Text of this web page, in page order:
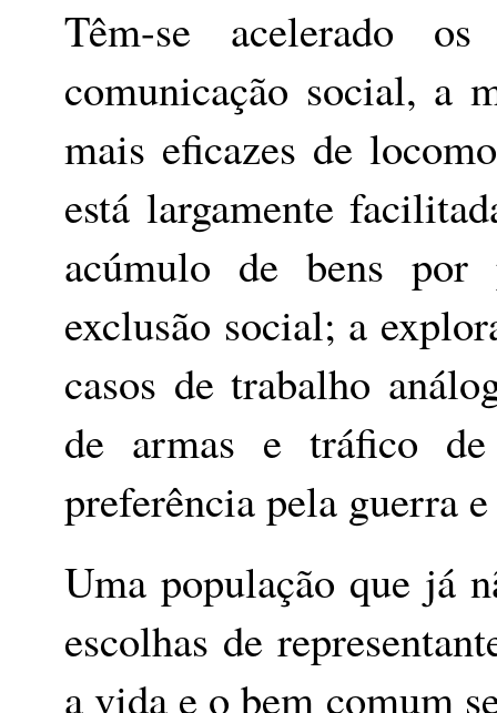
Têm-se acelerado
comunicação social, a
mais eficazes de
está largamente
acúmulo de bens por
exclusão social; a
casos de trabalho
de armas e tráfico
preferência pela guerra
Uma população que já
escolhas de
a vida e o bem comum